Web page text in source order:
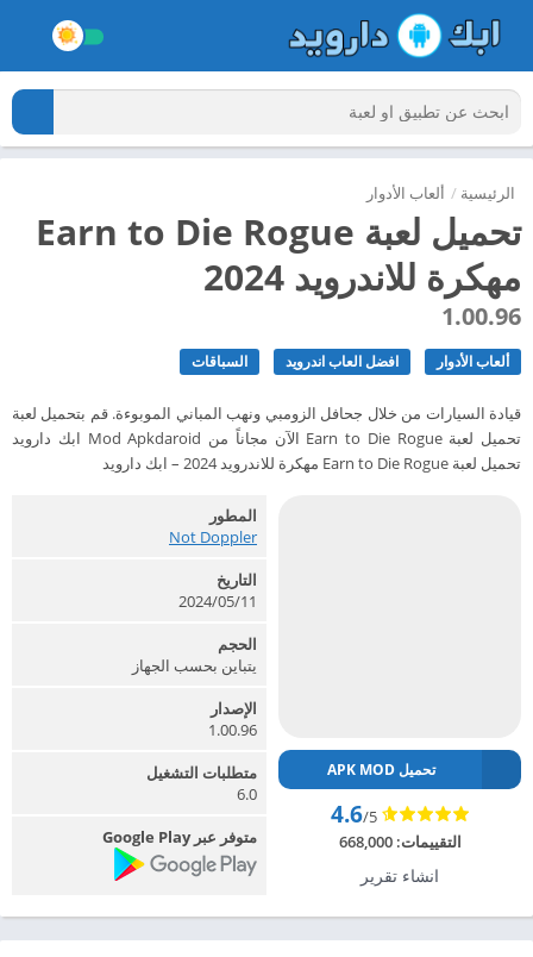
الرئيسية / ألعاب الأدوار
تحميل لعبة Earn to Die Rogue
مهكرة للاندرويد 2024
1.00.96
ألعاب الأدوار افضل العاب اندرويد السباقات
قيادة السيارات من خلال جحافل الزومبي ونهب المباني الموبوءة. قم بتحميل لعبة
تحميل لعبة Earn to Die Rogue الآن مجاناً من Mod Apkdaroid ابك دارويد
تحميل لعبة Earn to Die Rogue مهكرة للاندرويد 2024 – ابك دارويد
تحميل APK MOD
4.6/5
التقييمات:668,000
انشاء تقرير
المطور
Not Doppler‏
التاريخ
2024/05/11
الحجم
يتباين بحسب الجهاز
الإصدار
1.00.96
متطلبات التشغيل
6.0
متوفر عبر Google Play